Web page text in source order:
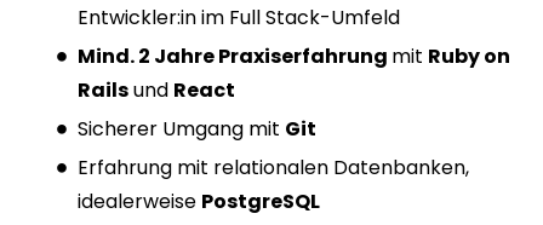
Entwickler:in im Full Stack-Umfeld
Mind. 2 Jahre Praxiserfahrung mit Ruby on
Railsund React
Sicherer Umgang mit Git
Erfahrung mit relationalen Datenbanken,
idealerweise PostgreSQL